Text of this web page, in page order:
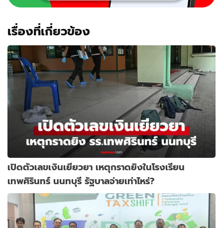
เรื่องที่เกี่ยวข้อง
เปิดตัวเลขเงินเยียวยา เหตุกราดยิงในโรงเรียน
เทพศิรินทร์ นนทบุรี รัฐบาลจ่ายเท่าไหร่?